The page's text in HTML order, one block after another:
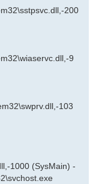
200
9
103
1000 (SysMain) -